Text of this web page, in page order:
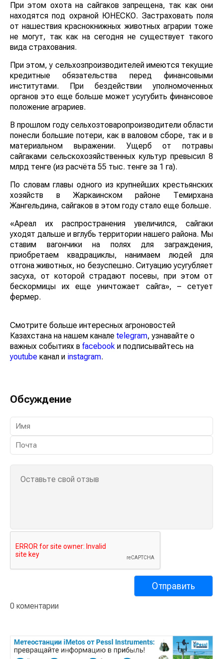
При этом охота на сайгаков запрещена, так как они
находятся под охраной ЮНЕСКО. Застраховать поля
от нашествия краснокнижных животных аграрии тоже
не могут, так как на сегодня не существует такого
вида страхования.
При этом, у сельхозпроизводителей имеются текущие
кредитные обязательства перед финансовыми
институтами. При бездействии уполномоченных
органов это еще больше может усугубить финансовое
положение аграриев.
В прошлом году сельхозтоваропроизводители области
понесли большие потери, как в валовом сборе, так и в
материальном выражении. Ущерб от потравы
сайгаками сельскохозяйственных культур превысил 8
млрд тенге (из расчёта 55 тыс. тенге за 1 га).
По словам главы одного из крупнейших крестьянских
хозяйств в Жаркаинском районе Темирхана
Жангельдина, сайгаков в этом году стало еще больше.
«Ареал их распространения увеличился, сайгаки
уходят дальше и вглубь территории нашего района. Мы
ставим вагончики на полях для заграждения,
приобретаем квадрациклы, нанимаем людей для
отгона животных, но безуспешно. Ситуацию усугубляет
засуха, от которой страдают посевы, при этом от
бескормицы их еще уничтожает сайга», – сетует
фермер.
Смотрите больше интересных агроновостей
Казахстана на нашем канале telegram, узнавайте о
важных событиях в facebook и подписывайтесь на
youtube канал и instagram.
Обсуждение
0 коментарии